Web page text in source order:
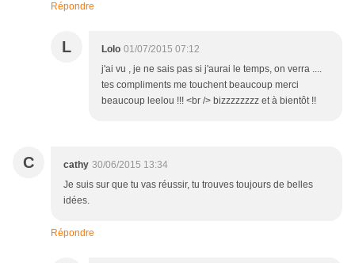
Répondre
L Lolo 01/07/2015 07:12
j'ai vu , je ne sais pas si j'aurai le temps, on verra ....
tes compliments me touchent beaucoup merci
beaucoup leelou !!! <br /> bizzzzzzzz et à bientôt !!
C cathy 30/06/2015 13:34
Je suis sur que tu vas réussir, tu trouves toujours de belles
idées.
Répondre